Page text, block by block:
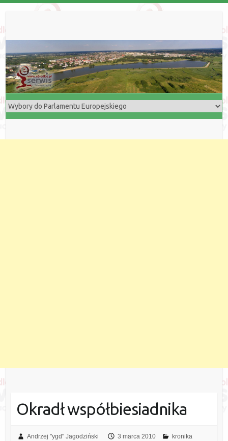
Okradł współbiesiadnika
Andrzej "ygd" Jagodziński 3 marca 2010
kronika